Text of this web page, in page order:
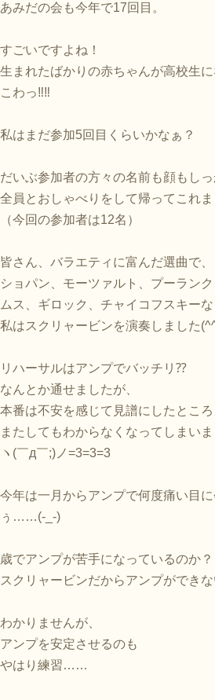
あみだの会も今年で17回目。
すごいですよね！
生まれたばかりの赤ちゃんが高校
こわっ‼︎‼︎
私はまだ参加5回目くらいかなぁ？
だいぶ参加者の方々の名前も顔もし
全員とおしゃべりをして帰ってこれ
（今回の参加者は12名）
皆さん、バラエティに富んだ選曲で、
ショパン、モーツァルト、プーラン
ムス、ギロック、チャイコフスキーな
私はスクリャービンを演奏しました
リハーサルはアンプでバッチリ⁇
なんとか通せましたが、
本番は不安を感じて見譜にしたところ
またしてもわからなくなってしまい
ヽ(￣д￣;)ノ=3=3=3
今年は一月からアンプで何度痛い目
ぅ……(-_-)
歳でアンプが苦手になっているのか？
スクリャービンだからアンプができな
わかりませんが、
アンプを安定させるのも
やはり練習……